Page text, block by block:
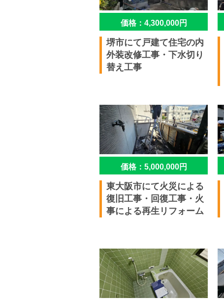
価格：4,300,000円
堺市にて戸建て住宅の内
外装改修工事・下水切り
替え工事
価格：5,000,000円
東大阪市にて火災による
復旧工事・回復工事・火
事による再生リフォーム